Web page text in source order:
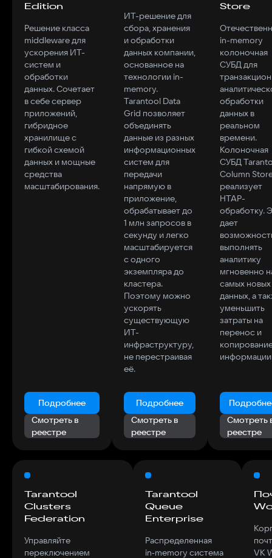
Edition
Решение класса
middleware для
ускорения ИТ-
систем и
обработки
данных. Сочетает
в себе сервер
приложений,
гибридное
хранилище с
гибкой схемой
данных и мощные
средства
масштабирования.
Подробнее
Смотреть в
реестре
ИТ-решение для
сбора, хранения
и обработки
данных компании,
основанное на
технологии in-
memory.
Tarantool Data
Grid позволяет
объединять
данные из разных
информационных
систем для
передачи
напрямую в
приложение,
обрабатывает до
1 млн запросов в
секунду и легко
масштабируется
с одного
экземпляра до
кластера.
Поэтому можно
ускорять
существующую
ИТ-
инфраструктуру,
не перестраивая
её.
Подробнее
Смотреть в
реестре
Store
in-memory
колоночная
СУБД для
обработки
данных в
реальном
времени.
Колоночная
СУБД
Column
реализует
HTAP-
обработку.
дает
выполнять
аналитику
мгновенно
самых новых
данных, а
уменьшить
затраты на
перенос и
Смотреть
реестре
Tarantool
Clusters
Federation
Управляйте
переключением
Tarantool
Queue
Enterprise
Распределенная
in‑memory система
VK
Tarantool
Federation
Управляйте
переключением
независимых
кластеров Tarantool в
текущей архитектуре
без даунтайма с
помощью модуля для
создания
катастрофоустойчивой
инфраструктуры.
Обеспечивает
скорость работы,
реестре
Queue
Enterprise
Распределенная
in‑memory система
очередей
сообщений.
Позволяет
создавать очереди с
различной
архитектурой в
зависимости от
потребностей
бизнеса. Очереди
повышают
отказоустойчивость
и
масштабируемость
всей системы,
позволяют
выполнять
асинхронные
операции,
упрощают процесс
интеграции
сервисов и
приложений.
реестре
VK
данных,
собой
окно